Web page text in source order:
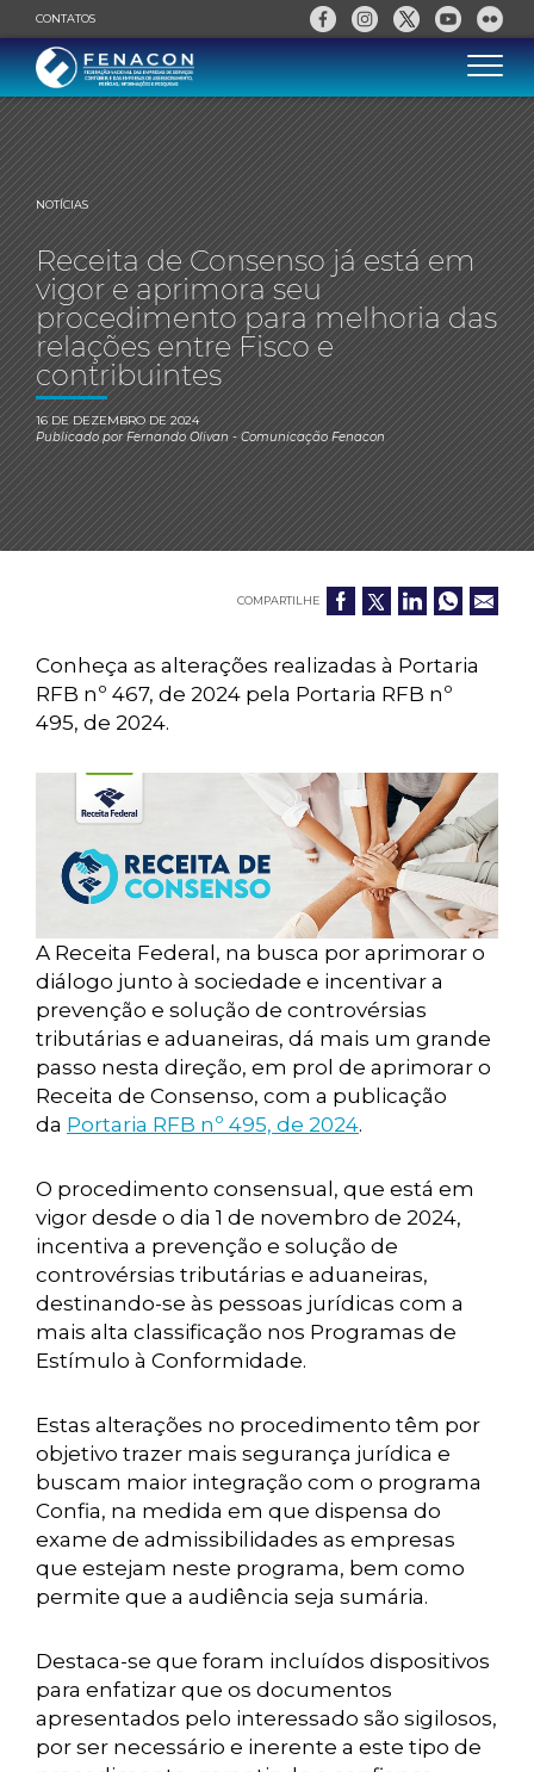
CONTATOS
NOTÍCIAS
Receita de Consenso já está em
vigor e aprimora seu
procedimento para melhoria das
relações entre Fisco e
contribuintes
16 DE DEZEMBRO DE 2024
Publicado porFernando Olivan- Comunicação Fenacon
COMPARTILHE
Conheça as alterações realizadas à Portaria
RFB nº 467, de 2024 pela Portaria RFB nº
495, de 2024.
A Receita Federal, na busca por aprimorar o
diálogo junto à sociedade e incentivar a
prevenção e solução de controvérsias
tributárias e aduaneiras, dá mais um grande
passo nesta direção, em prol de aprimorar o
Receita de Consenso, com a publicação
da Portaria RFB nº 495, de 2024.
O procedimento consensual, que está em
vigor desde o dia 1 de novembro de 2024,
incentiva a prevenção e solução de
controvérsias tributárias e aduaneiras,
destinando-se às pessoas jurídicas com a
mais alta classificação nos Programas de
Estímulo à Conformidade.
Estas alterações no procedimento têm por
objetivo trazer mais segurança jurídica e
buscam maior integração com o programa
Confia, na medida em que dispensa do
exame de admissibilidades as empresas
que estejam neste programa, bem como
permite que a audiência seja sumária.
Destaca-se que foram incluídos dispositivos
para enfatizar que os documentos
apresentados pelo interessado são sigilosos,
por ser necessário e inerente a este tipo de